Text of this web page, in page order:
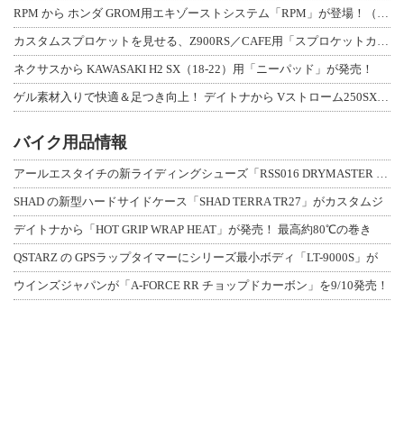
ネクサスから KAWASAKI H2 SX（18-22）用「ニーパッド」が発売！
バイク用品情報
SHAD の新型ハードサイドケース「SHAD TERRA TR27」がカスタムジ
デイトナから「HOT GRIP WRAP HEAT」が発売！ 最高約80℃の巻き
QSTARZ の GPSラップタイマーにシリーズ最小ボディ「LT-9000S」が
ウインズジャパンが「A-FORCE RR チョップドカーボン」を9/10発売！